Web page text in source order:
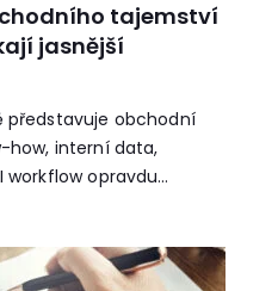
tajemství
jasnější
představuje obchodní
how, interní data,
workflow opravdu